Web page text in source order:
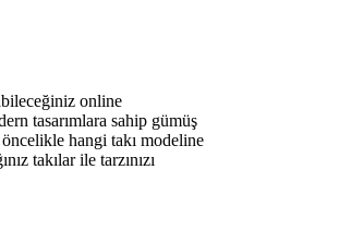
online
tasarımlara sahip gümüş
hangi takı modeline
takılar ile tarzınızı